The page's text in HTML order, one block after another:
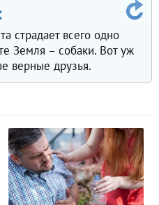
страдает всего одно
Земля – собаки. Вот уж
верные друзья.